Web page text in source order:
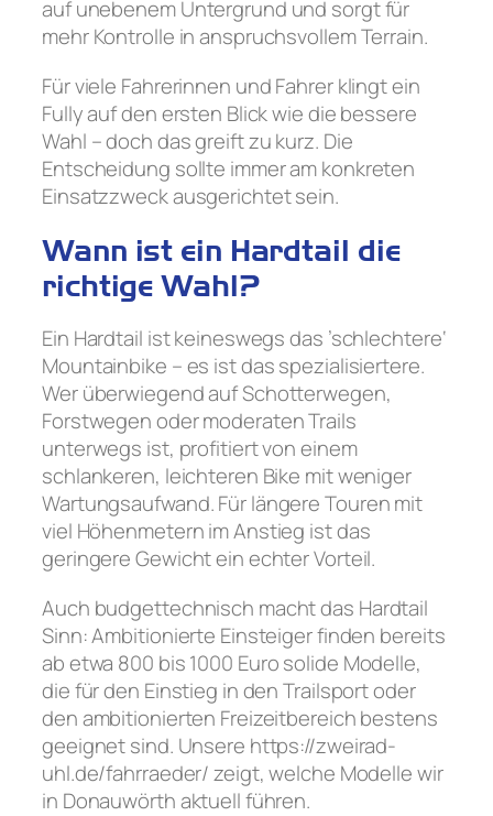
auf unebenem Untergrund und sorgt für
mehr Kontrolle in anspruchsvollem Terrain.
Für viele Fahrerinnen und Fahrer klingt ein
Fully auf den ersten Blick wie die bessere
Wahl – doch das greift zu kurz. Die
Entscheidung sollte immer am konkreten
Einsatzzweck ausgerichtet sein.
Wann ist ein Hardtail die
richtige Wahl?
Ein Hardtail ist keineswegs das ’schlechtere‘
Mountainbike – es ist das spezialisiertere.
Wer überwiegend auf Schotterwegen,
Forstwegen oder moderaten Trails
unterwegs ist, profitiert von einem
schlankeren, leichteren Bike mit weniger
Wartungsaufwand. Für längere Touren mit
viel Höhenmetern im Anstieg ist das
geringere Gewicht ein echter Vorteil.
Auch budgettechnisch macht das Hardtail
Sinn: Ambitionierte Einsteiger finden bereits
ab etwa 800 bis 1000 Euro solide Modelle,
die für den Einstieg in den Trailsport oder
den ambitionierten Freizeitbereich bestens
geeignet sind. Unsere https://zweirad-
uhl.de/fahrraeder/ zeigt, welche Modelle wir
in Donauwörth aktuell führen.